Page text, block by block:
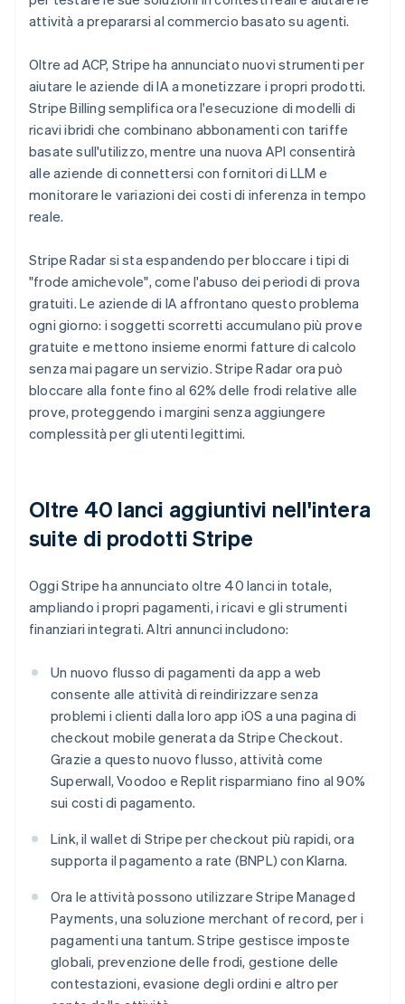
attività a prepararsi al commercio basato su agenti.
Oltre ad ACP, Stripe ha annunciato nuovi strumenti per
aiutare le aziende di IA a monetizzare i propri prodotti.
Stripe Billing semplifica ora l'esecuzione di modelli di
ricavi ibridi che combinano abbonamenti con tariffe
basate sull'utilizzo, mentre una nuova API consentirà
alle aziende di connettersi con fornitori di LLM e
monitorare le variazioni dei costi di inferenza in tempo
reale.
Stripe Radar si sta espandendo per bloccare i tipi di
"frode amichevole", come l'abuso dei periodi di prova
gratuiti. Le aziende di IA affrontano questo problema
ogni giorno: i soggetti scorretti accumulano più prove
gratuite e mettono insieme enormi fatture di calcolo
senza mai pagare un servizio. Stripe Radar ora può
bloccare alla fonte fino al 62% delle frodi relative alle
prove, proteggendo i margini senza aggiungere
complessità per gli utenti legittimi.
Oltre 40 lanci aggiuntivi nell'intera
suite di prodotti Stripe
Oggi Stripe ha annunciato oltre 40 lanci in totale,
ampliando i propri pagamenti, i ricavi e gli strumenti
finanziari integrati. Altri annunci includono:
Un nuovo flusso di pagamenti da app a web
consente alle attività di reindirizzare senza
problemi i clienti dalla loro app iOS a una pagina di
checkout mobile generata da Stripe Checkout.
Grazie a questo nuovo flusso, attività come
Superwall, Voodoo e Replit risparmiano fino al 90%
sui costi di pagamento.
Link, il wallet di Stripe per checkout più rapidi, ora
supporta il pagamento a rate (BNPL) con Klarna.
Ora le attività possono utilizzare Stripe Managed
Payments, una soluzione merchant of record, per i
pagamenti una tantum. Stripe gestisce imposte
globali, prevenzione delle frodi, gestione delle
contestazioni, evasione degli ordini e altro per
Australia
English
Austria
DeutschEnglish
Belgio
Nederlands
Português English
Bulgaria
English
Canada
EnglishFrançais
Cina continentale
简体中文English
English
Croazia
EnglishItaliano
English
Estonia
English
EnglishSvenska
Francia
Français English
Giappone
日本語English
Gibilterra
English
Grecia
English
India
English
English
Italia
Lettonia
English
Liechtenstein
DeutschEnglish
Lituania
English